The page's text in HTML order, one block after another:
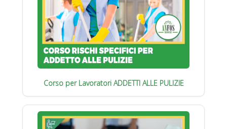
Corso per Lavoratori ADDETTI ALLE PULIZIE